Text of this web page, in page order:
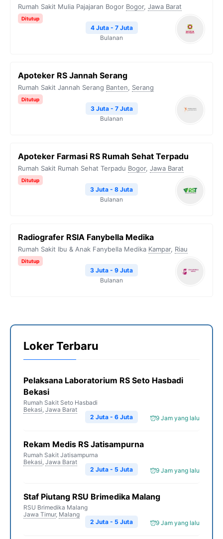
Rumah Sakit Mulia Pajajaran Bogor Bogor, Jawa Barat
Ditutup
4 Juta - 7 Juta
Bulanan
Apoteker RS Jannah Serang
Rumah Sakit Jannah Serang Banten, Serang
Ditutup
3 Juta - 7 Juta
Bulanan
Apoteker Farmasi RS Rumah Sehat Terpadu
Rumah Sakit Rumah Sehat Terpadu Bogor, Jawa Barat
Ditutup
3 Juta - 8 Juta
Bulanan
Radiografer RSIA Fanybella Medika
Rumah Sakit Ibu & Anak Fanybella Medika Kampar, Riau
Ditutup
3 Juta - 9 Juta
Bulanan
Loker Terbaru
Pelaksana Laboratorium RS Seto Hasbadi
Bekasi
Rumah Sakit Seto Hasbadi
Bekasi, Jawa Barat
9 Jam yang lalu
2 Juta - 6 Juta
Rekam Medis RS Jatisampurna
Rumah Sakit Jatisampurna
Bekasi, Jawa Barat
9 Jam yang lalu
2 Juta - 5 Juta
Staf Piutang RSU Brimedika Malang
RSU Brimedika Malang
Jawa Timur, Malang
9 Jam yang lalu
2 Juta - 5 Juta